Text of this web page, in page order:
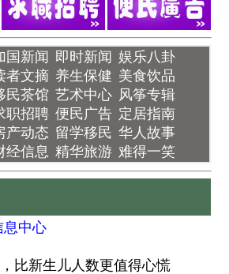
国新闻 即时新闻 娱乐八卦
者文摘 养生保健 美食饮品
民茶馆 艺术中心 风筝专辑
职招聘 便民广告 定居指南
产动态 留学移民 华人故事
经信息 精华旅游 难得一笑
息中心
比新生儿人数更值得心慌